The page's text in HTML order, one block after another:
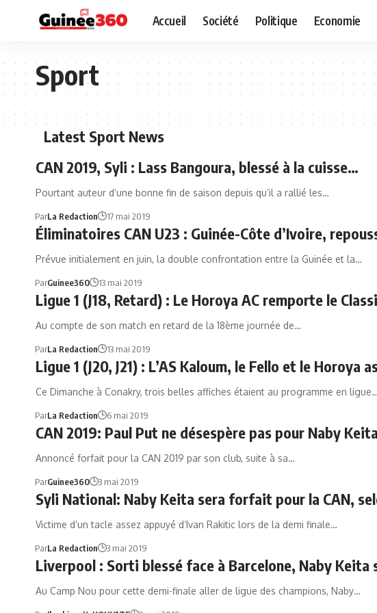
Accueil Société Politique Economie
Sport
Latest Sport News
CAN 2019, Syli : Lass Bangoura, blessé à la cuisse…
Pourtant auteur d’une bonne fin de saison depuis qu’il a rallié les…
ParLa Redaction 17 mai 2019
Éliminatoires CAN U23 : Guinée-Côte d’Ivoire,
Prévue initialement en juin, la double confrontation entre la Guinée et la…
ParGuinee360 13 mai 2019
Ligue 1 (J18, Retard) : Le Horoya AC remporte le
Au compte de son match en retard de la 18ème journée de…
ParLa Redaction 13 mai 2019
Ligue 1 (J20, J21) : L’AS Kaloum, le Fello et le
Ce Dimanche à Conakry, trois belles affiches étaient au programme en ligue…
ParLa Redaction 6 mai 2019
CAN 2019: Paul Put ne désespère pas pour Naby
Annoncé forfait pour la CAN 2019 par son club, suite à sa…
ParGuinee360 3 mai 2019
Syli National: Naby Keita sera forfait pour la CAN,
Victime d’un tacle assez appuyé d’Ivan Rakitic lors de la demi finale…
ParLa Redaction 3 mai 2019
Liverpool : Sorti blessé face à Barcelone, Naby Keita
Au Camp Nou pour cette demi-finale aller de ligue des champions, Naby…